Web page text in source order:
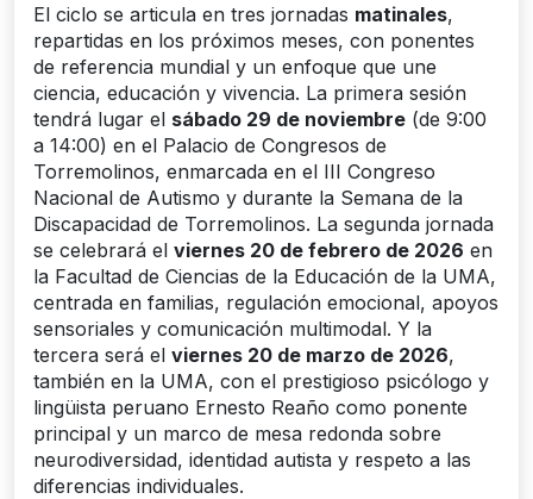
El ciclo se articula en tres jornadas matinales,
repartidas en los próximos meses, con ponentes
de referencia mundial y un enfoque que une
ciencia, educación y vivencia. La primera sesión
tendrá lugar el sábado 29 de noviembre (de 9:00
a 14:00) en el Palacio de Congresos de
Torremolinos, enmarcada en el III Congreso
Nacional de Autismo y durante la Semana de la
Discapacidad de Torremolinos. La segunda jornada
se celebrará el viernes 20 de febrero de 2026 en
la Facultad de Ciencias de la Educación de la UMA,
centrada en familias, regulación emocional, apoyos
sensoriales y comunicación multimodal. Y la
tercera será el viernes 20 de marzo de 2026,
también en la UMA, con el prestigioso psicólogo y
lingüista peruano Ernesto Reaño como ponente
principal y un marco de mesa redonda sobre
neurodiversidad, identidad autista y respeto a las
diferencias individuales.